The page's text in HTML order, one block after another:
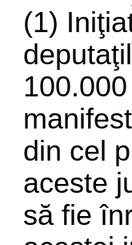
(1)
din cel
aceste
să fie